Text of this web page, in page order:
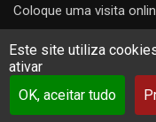
Este site utiliza
ativar
OK, aceitar tudo
Coloque uma visita